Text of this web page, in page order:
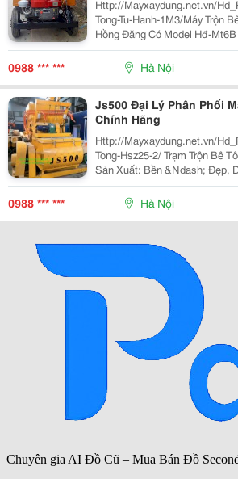
Http://Mayxaydung.net.vn/
Tong-Tu-Hanh-1M3/Máy Trộn
Hồng Đăng Có Model Hđ-
Dầu Diesel D30 &Ndash; D33
Gió Nên Dễ Vận Hành, Sử
Nhân C
0988 *** *** Hà Nội
Js500 Đại Lý Phân Phối
Chính Hãng
Http://Mayxaydung.net.vn/
Tong-Hsz25-2/ Trạm Trộn Bê Tông Hsz25 Do Trung Quốc
Sản Xuất: Bền &Ndash; Đẹp,
Dụng &Ndash; Bảo Dưỡng
0988 *** *** Hà Nội